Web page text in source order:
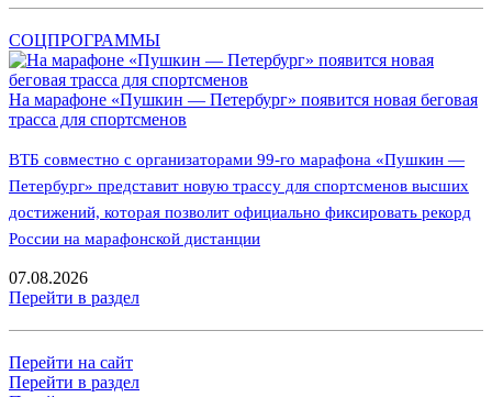
СОЦПРОГРАММЫ
На марафоне «Пушкин — Петербург» появится новая беговая
трасса для спортсменов
ВТБ совместно с организаторами 99-го марафона «Пушкин —
Петербург» представит новую трассу для спортсменов высших
достижений, которая позволит официально фиксировать рекорд
России на марафонской дистанции
07.08.2026
Перейти в раздел
Перейти на сайт
Перейти в раздел